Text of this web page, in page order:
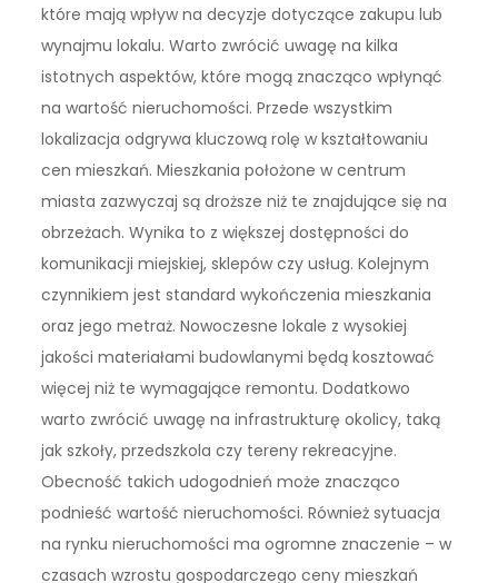
które mają wpływ na decyzje dotyczące zakupu lub
wynajmu lokalu. Warto zwrócić uwagę na kilka
istotnych aspektów, które mogą znacząco wpłynąć
na wartość nieruchomości. Przede wszystkim
lokalizacja odgrywa kluczową rolę w kształtowaniu
cen mieszkań. Mieszkania położone w centrum
miasta zazwyczaj są droższe niż te znajdujące się na
obrzeżach. Wynika to z większej dostępności do
komunikacji miejskiej, sklepów czy usług. Kolejnym
czynnikiem jest standard wykończenia mieszkania
oraz jego metraż. Nowoczesne lokale z wysokiej
jakości materiałami budowlanymi będą kosztować
więcej niż te wymagające remontu. Dodatkowo
warto zwrócić uwagę na infrastrukturę okolicy, taką
jak szkoły, przedszkola czy tereny rekreacyjne.
Obecność takich udogodnień może znacząco
podnieść wartość nieruchomości. Również sytuacja
na rynku nieruchomości ma ogromne znaczenie – w
czasach wzrostu gospodarczego ceny mieszkań